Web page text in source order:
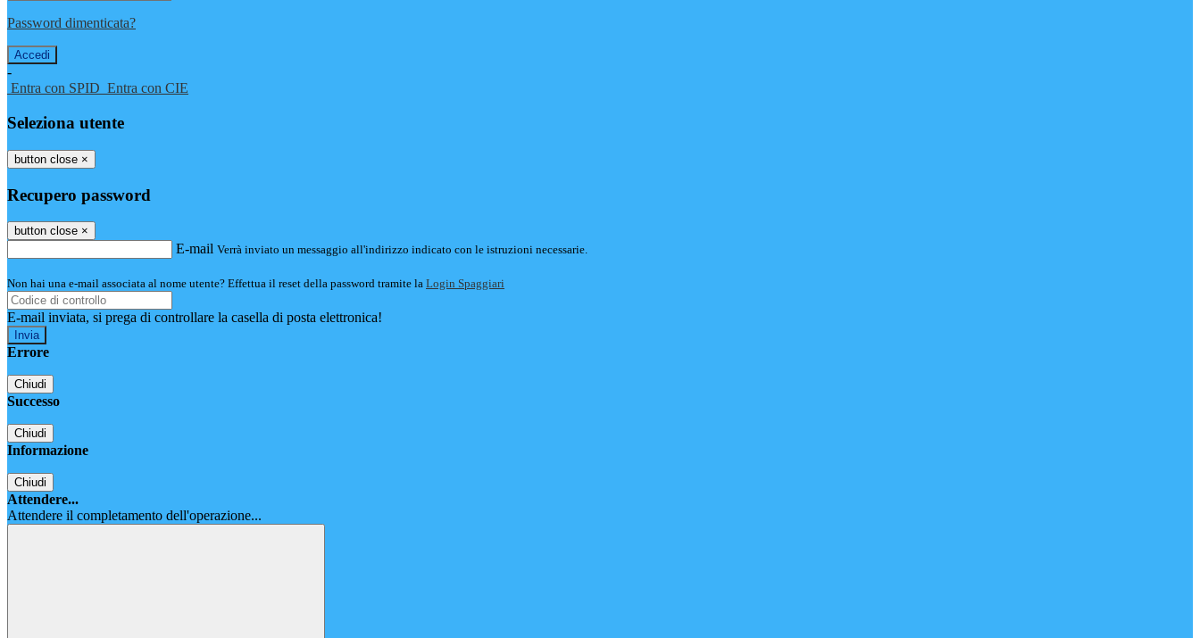
Password dimenticata?
-
Entra con SPID Entra con CIE
Seleziona utente
button close ×
Recupero password
button close ×
E-mail Verrà inviato un messaggio all'indirizzo indicato con le istruzioni necessarie.
Non hai una e-mail associata al nome utente? Effettua il reset della password tramite la Login Spaggiari
E-mail inviata, si prega di controllare la casella di posta elettronica!
Errore
Chiudi
Successo
Chiudi
Informazione
Chiudi
Attendere...
Attendere il completamento dell'operazione...